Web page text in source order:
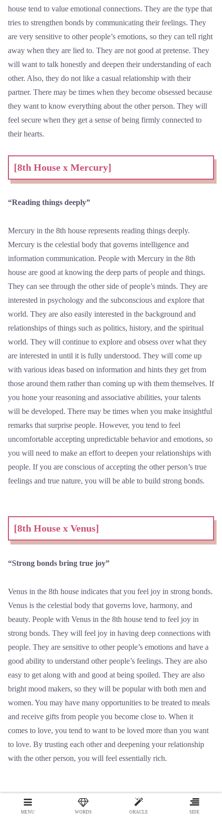
house tend to value emotional connections. They are the type that
tries to strengthen bonds by communicating their feelings. They
are very sensitive to other people’s emotions, so they can tell right
away when they are lied to. They are not good at pretense. They
will want to talk honestly and deepen their understanding of each
other. Also, they do not like a casual relationship with their
partner. There may be times when they become obsessed because
they want to know everything about the other person. They will
feel secure when they get a sense of being firmly connected to
their hearts.
[8th House x Mercury]
“Reading things deeply”
Mercury in the 8th house represents reading things deeply.
Mercury is the celestial body that governs intelligence and
information communication. People with Mercury in the 8th
house are good at knowing the deep parts of people and things.
They can see through the other side of people’s minds. They are
interested in psychology and the subconscious and explore that
world. They are also easily interested in the background and
relationships of things such as politics, history, and the spiritual
world. They will continue to explore and obsess over what they
are interested in until it is fully understood. They will come up
with various ideas based on information and hints they get from
those around them rather than coming up with them themselves. If
you hone your reasoning and associative abilities, your talents
will be developed. There may be times when you make insightful
remarks that surprise people. However, you tend to feel
uncomfortable accepting unpredictable behavior and emotions, so
you will need to make an effort to deepen your relationships with
people. If you are conscious of accepting the other person’s true
feelings and true nature, you will be able to build strong bonds.
[8th House x Venus]
“Strong bonds bring true joy”
Venus in the 8th house indicates that you feel joy in strong bonds.
Venus is the celestial body that governs love, harmony, and
beauty. People with Venus in the 8th house tend to feel joy in
strong bonds. They will feel joy in having deep connections with
people. They are sensitive to other people’s emotions and have a
good ability to understand other people’s feelings. They are also
easy to get along with and good at being spoiled. They are also
bright mood makers, so they will be popular with both men and
women. You may have many opportunities to be treated to meals
and receive gifts from people you become close to. When it
comes to love, you tend to want to be loved more than you want
to love. By trusting each other and deepening your relationship
with the other person, you will feel essentially rich.
[8th house x Sun]
MENU WORDS ORACLE SIDE